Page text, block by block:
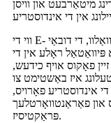
מיטאַרבעט און וויסן
ווי די E- פּאַפּיראָס אינדוסטריע האלט צו יוואַלוו, די דובאַי E-
אַ פּיוואַטאַל ראָלע אין די
פאָקוס אויף כידעש,
איז באַשטימט צו
אינדוסטריע פאָרויס,
פאַראַנטוואָרטלעך
פּראַקטיסיז.